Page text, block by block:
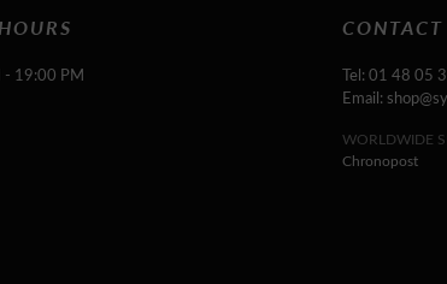
- 19:00 PM
CONTACT
Tel: 01 48 05
Email:
WORLDWIDE
Chronopost